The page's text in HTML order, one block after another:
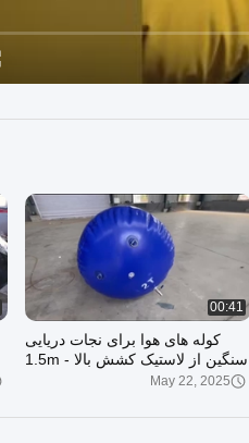
00:41
کوله های هوا برای نجات دریایی
سنگین از لاستیک کشش بالا 1.5m -
May 22, 2025